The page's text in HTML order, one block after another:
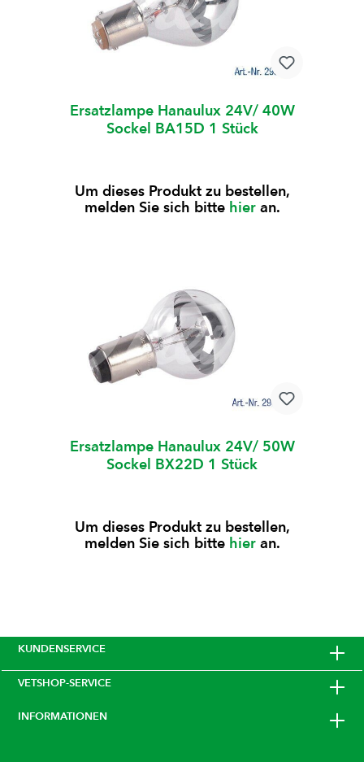
Ersatzlampe Hanaulux 24V/ 40W
Sockel BA15D 1 Stück
Um dieses Produkt zu bestellen,
melden Sie sich bitte hieran.
Ersatzlampe Hanaulux 24V/ 50W
Sockel BX22D 1 Stück
Um dieses Produkt zu bestellen,
melden Sie sich bitte hieran.
KUNDENSERVICE
VETSHOP-SERVICE
INFORMATIONEN